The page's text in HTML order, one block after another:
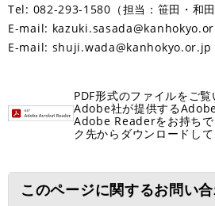
Tel: 082-293-1580（担当：笹田・和田
E-mail:
E-mail: shuji.wada@kanhokyo.or.jp
PDF形式のファイルをご覧
Adobe社が提供する
Adobe Readerをお持ち
ク先からダウンロードして
このページに関するお問い